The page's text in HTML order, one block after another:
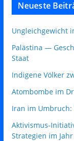
Neueste
Ungleichgewicht
Palästina —
Staat
Indigene Völker
Atombombe im
Iran im Umbruch:
Strategien im